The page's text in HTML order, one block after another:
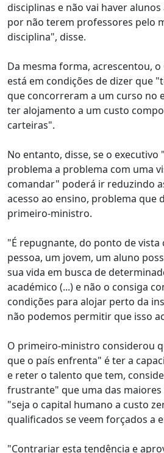
disciplinas e não vai haver
por não terem professores pelo
disciplina", disse.
Da mesma forma, acrescentou,
está em condições de dizer que
que concorreram a um curso no
ter alojamento a um custo
carteiras".
No entanto, disse, se o
problema a problema com uma
comandar" poderá ir reduzindo
acesso ao ensino, problema que
primeiro-ministro.
"É repugnante, do ponto de vista
pessoa, um jovem, um aluno
sua vida em busca de
académico (...) e não o consiga
condições para alojar perto da
não podemos permitir que isso
O primeiro-ministro considerou
que o país enfrenta" é ter a
e reter o talento que tem,
frustrante" que uma das
"seja o capital humano a custo
qualificados se veem forçados a
"Contrariar esta tendência e